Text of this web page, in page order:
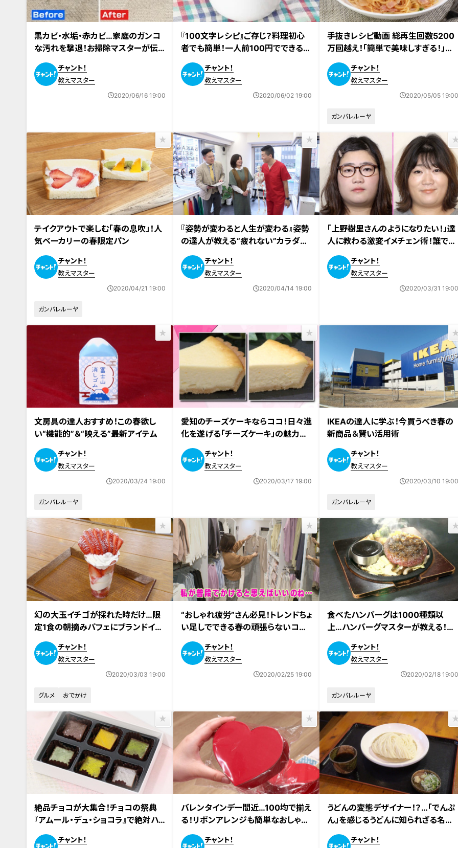
黒カビ・水垢・赤カビ…家庭のガンコ
な汚れを撃退！お掃除マスターが伝
授する簡単テクニック
チャント！
教えマスター
2020/06/16 19:00
『100文字レシピ』ご存じ？料理初心
者でも簡単！一人前100円でできる感
動レシピをご紹介！
チャント！
教えマスター
2020/06/02 19:00
手抜きレシピ動画 総再生回数5200
万回越え！「簡単で美味しすぎる！」手
抜き料理研究家に教わる“超時短の
手抜き激うまレシピ”
チャント！
教えマスター
2020/05/05 19:00
ガンバレルーヤ
テイクアウトで楽しむ「春の息吹」！人
気ベーカリーの春限定パン
チャント！
教えマスター
2020/04/21 19:00
ガンバレルーヤ
『姿勢が変わると人生が変わる』姿勢
の達人が教える“疲れない”カラダの
使い方
チャント！
教えマスター
2020/04/14 19:00
「上野樹里さんのようになりたい！」達
人に教わる激変イメチェン術！誰でも
できる春の簡単ヘアメイク！！
チャント！
教えマスター
2020/03/31 19:00
文房具の達人おすすめ！この春欲し
い“機能的”＆“映える”最新アイテム
チャント！
教えマスター
2020/03/24 19:00
ガンバレルーヤ
愛知のチーズケーキならココ！日々進
化を遂げる「チーズケーキ」の魅力に
ハマる！
チャント！
教えマスター
2020/03/17 19:00
IKEAの達人に学ぶ！今買うべき春の
新商品＆賢い活用術
チャント！
教えマスター
2020/03/10 19:00
ガンバレルーヤ
幻の大玉イチゴが採れた時だけ…限
定1食の朝摘みパフェにブランドイチ
ゴの食べ比べを堪能するべし！
チャント！
教えマスター
2020/03/03 19:00
グルメ おでかけ
“おしゃれ疲労”さん必見！トレンドちょ
い足しでできる春の頑張らないコー
チャント！
教えマスター
2020/02/25 19:00
食べたハンバーグは1000種類以
上…ハンバーグマスターが教える！東
海地区の激推しハンバーグ2選
チャント！
教えマスター
2020/02/18 19:00
ガンバレルーヤ
絶品チョコが大集合！チョコの祭典
『アムール・デュ・ショコラ』で絶対ハ
ズさないチョコを紹介！
チャント！
バレンタインデー間近…100均で揃え
る！リボンアレンジも簡単なおしゃれ
ラッピング術
チャント！
うどんの変態デザイナー！？…「でんぷ
ん」を感じるうどんに知られざる名古
屋名物うどん、「うどんマスター」が教
えるこだわりの名店をご紹介！
チャント！